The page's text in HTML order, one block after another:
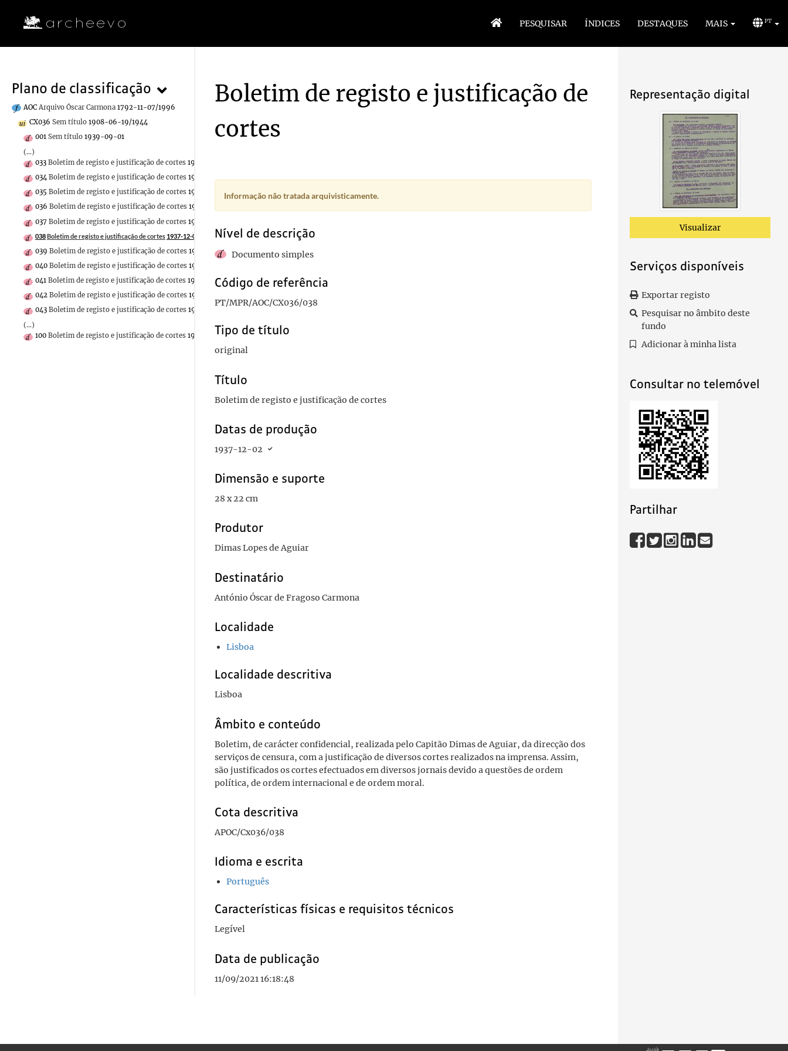
PESQUISAR ÍNDICES DESTAQUES MAIS PT
Plano de classificação
AOC Arquivo Óscar Carmona 1792-11-07/1996
CX036 Sem título 1908-06-19/1944
001 Sem título 1939-09-01
(...)
033 Boletim de registo e justificação de cortes 1937-11-22
034 Boletim de registo e justificação de cortes 1937-11-20
035 Boletim de registo e justificação de cortes 1937-12-14
036 Boletim de registo e justificação de cortes 1937-12-11
037 Boletim de registo e justificação de cortes 1937-12-10
038Boletim de registo e justificação de cortes 1937-12-02
039 Boletim de registo e justificação de cortes 1937-11-19
040 Boletim de registo e justificação de cortes 1937-11-24
041 Boletim de registo e justificação de cortes 1937-11-23
042 Boletim de registo e justificação de cortes 1937-11-25
043 Boletim de registo e justificação de cortes 1937-11-26
(...)
100 Boletim de registo e justificação de cortes 1936-04-15
Representação digital
Visualizar
Serviços disponíveis
Exportar registo
Pesquisar no âmbito deste
fundo
Adicionar à minha lista
Consultar no telemóvel
Partilhar
Boletim de registo e justificação de
cortes
Informação não tratada arquivisticamente.
Nível de descrição
Documento simples
Código de referência
PT/MPR/AOC/CX036/038
Tipo de título
original
Título
Boletim de registo e justificação de cortes
Datas de produção
1937-12-02
Dimensão e suporte
28 x 22 cm
Produtor
Dimas Lopes de Aguiar
Destinatário
António Óscar de Fragoso Carmona
Localidade
Lisboa
Localidade descritiva
Lisboa
Âmbito e conteúdo
Boletim, de carácter confidencial, realizada pelo Capitão Dimas de Aguiar, da direcção dos
serviços de censura, com a justificação de diversos cortes realizados na imprensa. Assim,
são justificados os cortes efectuados em diversos jornais devido a questões de ordem
política, de ordem internacional e de ordem moral.
Cota descritiva
APOC/Cx036/038
Idioma e escrita
Português
Características físicas e requisitos técnicos
Legível
Data de publicação
11/09/2021 16:18:48